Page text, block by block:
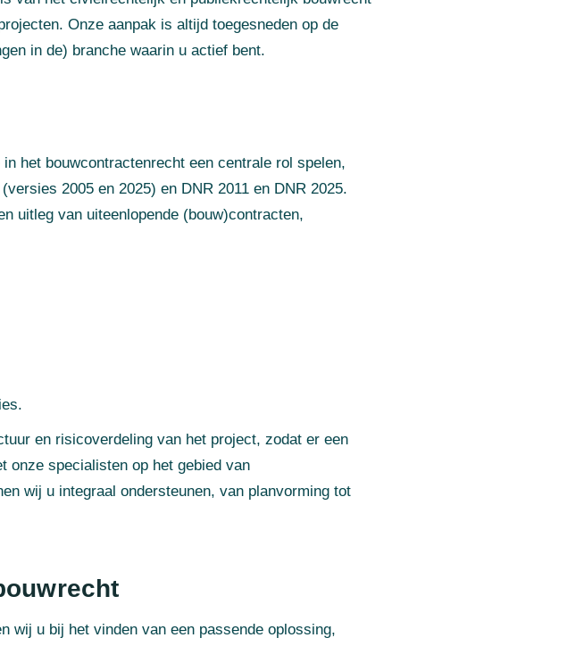
Onze aanpak is altijd toegesneden op de
in de) branche waarin u actief bent.
het bouwcontractenrecht een centrale rol spelen,
2005 en 2025) en DNR 2011 en DNR 2025.
uitleg van uiteenlopende (bouw)contracten,
en risicoverdeling van het project, zodat er een
onze specialisten op het gebied van
wij u integraal ondersteunen, van planvorming tot
wij u bij het vinden van een passende oplossing,